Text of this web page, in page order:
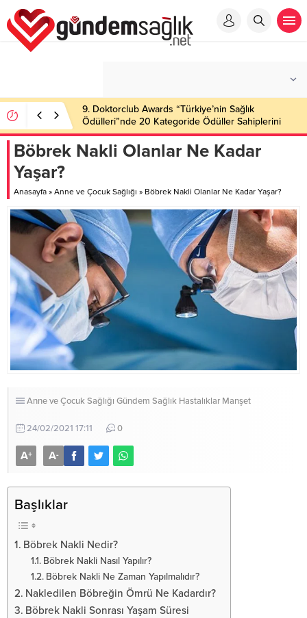
9. Doktorclub Awards “Türkiye’nin Sağlık
Ödülleri”nde 20 Kategoride Ödüller Sahiplerini
Buldu
Böbrek Nakli Olanlar Ne Kadar
Yaşar?
Anasayfa » Anne ve Çocuk Sağlığı » Böbrek Nakli Olanlar Ne Kadar Yaşar?
Anne ve Çocuk Sağlığı Gündem Sağlık Hastalıklar Manşet
24/02/2021 17:11 0
A+ A-
Başlıklar
Böbrek Nakli Nedir?
Böbrek Nakli Nasıl Yapılır?
Böbrek Nakli Ne Zaman Yapılmalıdır?
Nakledilen Böbreğin Ömrü Ne Kadardır?
Böbrek Nakli Sonrası Yaşam Süresi